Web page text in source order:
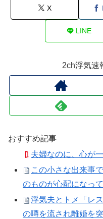
X
LINE
2ch浮気速
おすすめ記事
夫婦なのに、心が
この小さな出来事
のものが心配になっ
浮気夫とトメ「レ
の噂を流され離婚を